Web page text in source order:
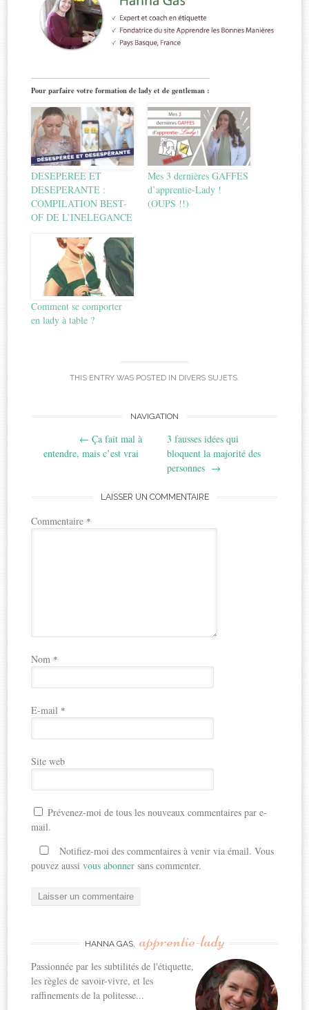
Pour parfaire votre formation de lady et de gentleman :
DESEPEREE ET
DESEPERANTE :
COMPILATION BEST-
OF DE L’INELEGANCE
Mes 3 dernières GAFFES
d’apprentie-Lady !
(OUPS !!)
Comment se comporter
en lady à table ?
THIS ENTRY WAS POSTED IN DIVERS SUJETS.
navigation
NAVIGATION
← Ça fait mal à
entendre, mais c’est vrai
3 fausses idées qui
bloquent la majorité des
personnes →
LAISSER UN COMMENTAIRE
Commentaire *
Nom *
E-mail *
Site web
Prévenez-moi de tous les nouveaux commentaires par e-
mail.
Notifiez-moi des commentaires à venir via émail. Vous
pouvez aussivous abonner sans commenter.
HANNA GAS, apprentie-lady
Passionnée par les subtilités de l'étiquette,
les règles de savoir-vivre, et les
raffinements de la politesse...